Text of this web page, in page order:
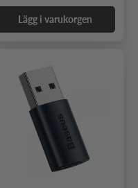
Lägg i varukorgen